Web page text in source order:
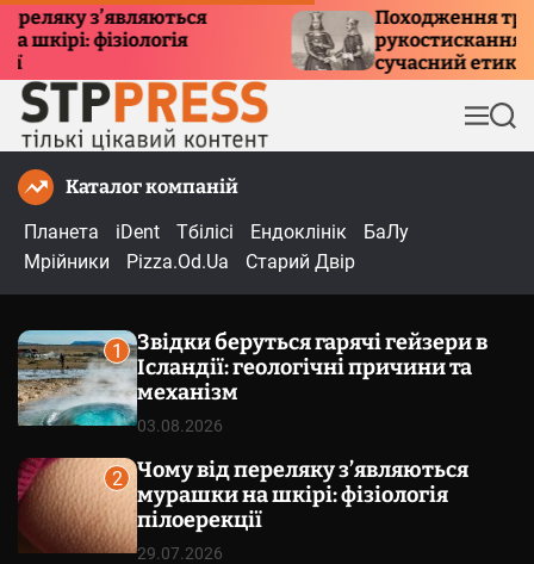
з’являються
фізіологія
Походження традиції
рукостискання:
сучасний етикет
М
е
П
о
Каталог компаній
Планета
iDent Тбілісі Ендоклінік
БаЛу
Мрійники
Pizza.Od.Ua Старий Двір
1
Звідки беруться гарячі гейзери в
Ісландії: геологічні причини та
механізм
03.08.2026
2
Чому від переляку з’являються
мурашки на шкірі: фізіологія
пілоерекції
29.07.2026